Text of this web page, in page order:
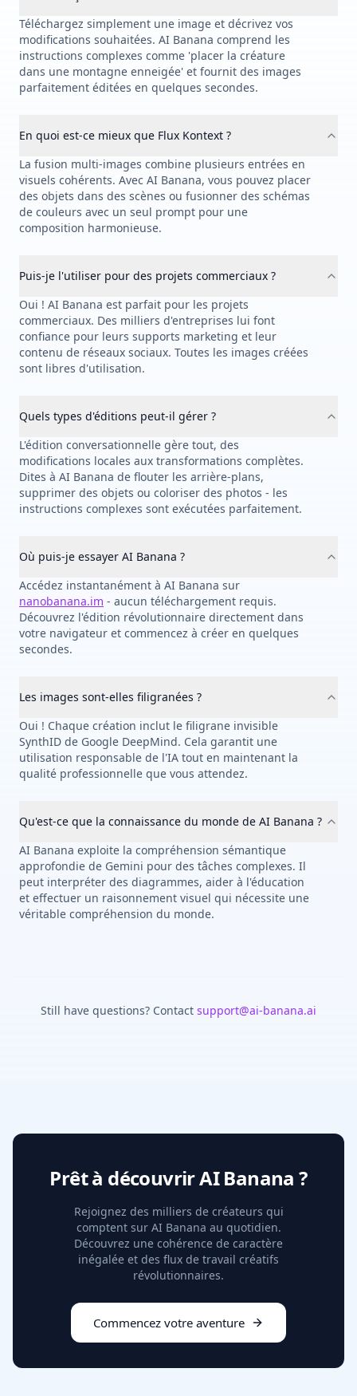
Téléchargez simplement une image et décrivez vos
modifications souhaitées. AI Banana comprend les
instructions complexes comme 'placer la créature
dans une montagne enneigée' et fournit des images
parfaitement éditées en quelques secondes.
En quoi est-ce mieux que Flux Kontext ?
La fusion multi-images combine plusieurs entrées en
visuels cohérents. Avec AI Banana, vous pouvez placer
des objets dans des scènes ou fusionner des schémas
de couleurs avec un seul prompt pour une
composition harmonieuse.
Puis-je l'utiliser pour des projets commerciaux ?
Oui ! AI Banana est parfait pour les projets
commerciaux. Des milliers d'entreprises lui font
confiance pour leurs supports marketing et leur
contenu de réseaux sociaux. Toutes les images créées
sont libres d'utilisation.
Quels types d'éditions peut-il gérer ?
L'édition conversationnelle gère tout, des
modifications locales aux transformations complètes.
Dites à AI Banana de flouter les arrière-plans,
supprimer des objets ou coloriser des photos - les
instructions complexes sont exécutées parfaitement.
Où puis-je essayer AI Banana ?
Accédez instantanément à AI Banana sur
nanobanana.im - aucun téléchargement requis.
Découvrez l'édition révolutionnaire directement dans
votre navigateur et commencez à créer en quelques
secondes.
Les images sont-elles filigranées ?
Oui ! Chaque création inclut le filigrane invisible
SynthID de Google DeepMind. Cela garantit une
utilisation responsable de l'IA tout en maintenant la
qualité professionnelle que vous attendez.
Qu'est-ce que la connaissance du monde de AI Banana ?
AI Banana exploite la compréhension sémantique
approfondie de Gemini pour des tâches complexes. Il
peut interpréter des diagrammes, aider à l'éducation
et effectuer un raisonnement visuel qui nécessite une
véritable compréhension du monde.
Still have questions? Contact support@ai-banana.ai
Prêt à découvrir AI Banana ?
Rejoignez des milliers de créateurs qui
comptent sur AI Banana au quotidien.
Découvrez une cohérence de caractère
inégalée et des flux de travail créatifs
révolutionnaires.
Commencez votre aventure